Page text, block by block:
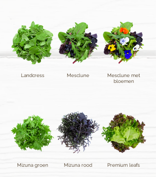
Landcress Mesclune
Mesclune met
bloemen
Mizuna groen Mizuna rood Premium leafs